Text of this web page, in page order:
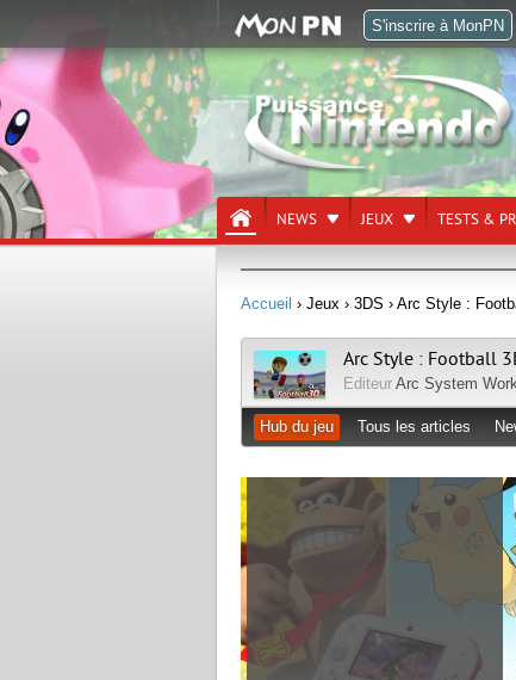
NEWS JEUX TESTS &
Accueil › Jeux › 3DS › Arc Style :
Arc Style : Football
Editeur Arc System
Hub du jeu Tous les articles
S'inscrire à MonPN